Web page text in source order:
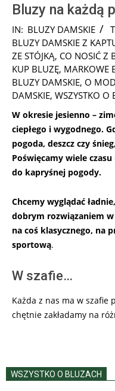
Bluzy na każdą
2017-
11-
30
IN: BLUZY DAMSKIE
BLUZY DAMSKIE Z
ZE STÓJKĄ, CO NOSIĆ Z
KUP BLUZĘ, MARKOWE
BLUZY DAMSKIE, O
DAMSKIE, WSZYSTKO O
W okresie jesienno –
ciepłego i wygodnego.
pogoda, deszcz czy
Poświęcamy wiele
do kapryśnej pogody.
Chcemy wyglądać
dobrym rozwiązaniem
na coś klasycznego, na
sportową.
W szafie…
Każda z nas ma w
chętnie zakładamy na
WSZYSTKO O BLUZACH